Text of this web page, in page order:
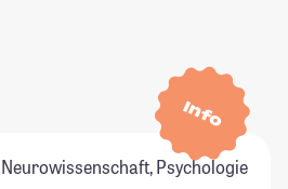
Info
Psychologie